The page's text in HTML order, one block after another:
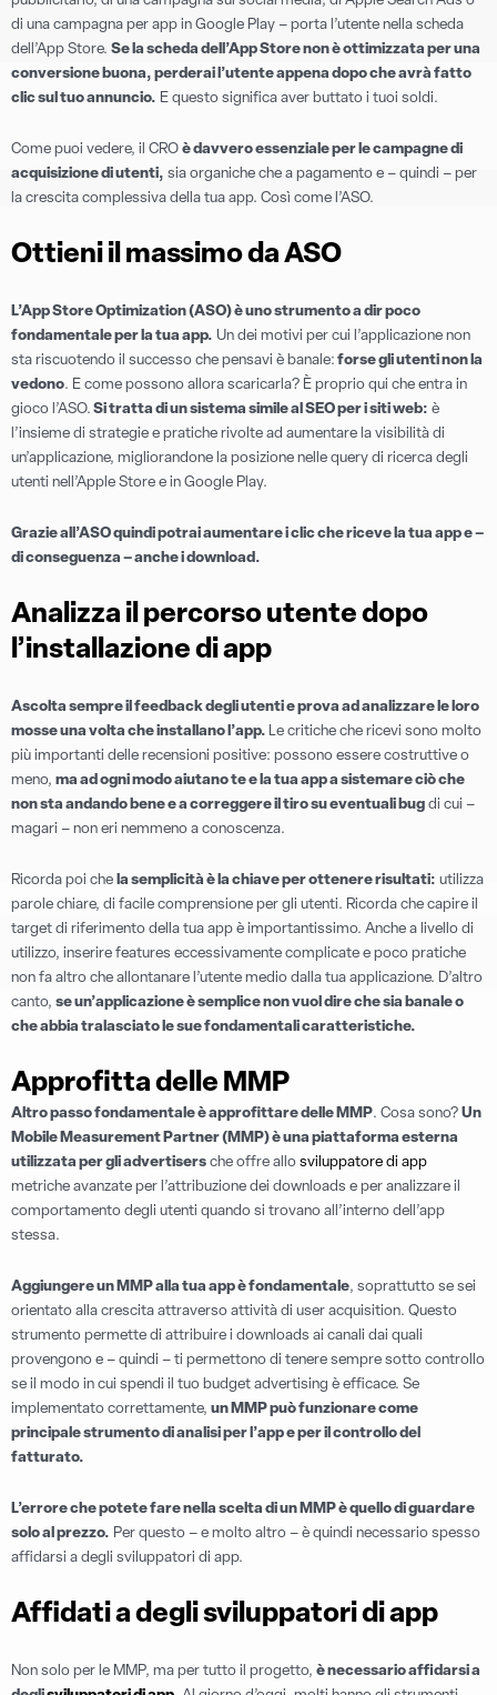
di una campagna per app in Google Play – porta l’utente nella scheda
dell’App Store. Se la scheda dell’App Store non è ottimizzata per una
conversione buona, perderai l’utente appena dopo che avrà fatto
clic sul tuo annuncio. E questo significa aver buttato i tuoi soldi.
Come puoi vedere, il CRO è davvero essenziale per le campagne di
acquisizione di utenti, sia organiche che a pagamento e – quindi – per
la crescita complessiva della tua app. Così come l’ASO.
Ottieni il massimo da ASO
L’App Store Optimization (ASO) è uno strumento a dir poco
fondamentale per la tua app. Un dei motivi per cui l’applicazione non
sta riscuotendo il successo che pensavi è banale: forse gli utenti non la
vedono. E come possono allora scaricarla? È proprio qui che entra in
gioco l’ASO. Si tratta di un sistema simile al SEO per i siti web: è
l’insieme di strategie e pratiche rivolte ad aumentare la visibilità di
un’applicazione, migliorandone la posizione nelle query di ricerca degli
utenti nell’Apple Store e in Google Play.
Grazie all’ASO quindi potrai aumentare i clic che riceve la tua app e –
di conseguenza – anche i download.
Analizza il percorso utente dopo
l’installazione di app
Ascolta sempre il feedback degli utenti e prova ad analizzare le loro
mosse una volta che installano l’app. Le critiche che ricevi sono molto
più importanti delle recensioni positive: possono essere costruttive o
meno, ma ad ogni modo aiutano te e la tua app a sistemare ciò che
non sta andando bene e a correggere il tiro su eventuali bug di cui –
magari – non eri nemmeno a conoscenza.
Ricorda poi che la semplicità è la chiave per ottenere risultati: utilizza
parole chiare, di facile comprensione per gli utenti. Ricorda che capire il
target di riferimento della tua app è importantissimo. Anche a livello di
utilizzo, inserire features eccessivamente complicate e poco pratiche
non fa altro che allontanare l’utente medio dalla tua applicazione. D’altro
canto, se un’applicazione è semplice non vuol dire che sia banale o
che abbia tralasciato le sue fondamentali caratteristiche.
Approfitta delle MMP
Altro passo fondamentale è approfittare delle MMP. Cosa sono? Un
Mobile Measurement Partner (MMP) è una piattaforma esterna
utilizzata per gli advertisers che offre allo sviluppatore di app
metriche avanzate per l’attribuzione dei downloads e per analizzare il
comportamento degli utenti quando si trovano all’interno dell’app
stessa.
Aggiungere un MMP alla tua app è fondamentale, soprattutto se sei
orientato alla crescita attraverso attività di user acquisition. Questo
strumento permette di attribuire i downloads ai canali dai quali
provengono e – quindi – ti permettono di tenere sempre sotto controllo
se il modo in cui spendi il tuo budget advertising è efficace. Se
implementato correttamente, un MMP può funzionare come
principale strumento di analisi per l’app e per il controllo del
fatturato.
L’errore che potete fare nella scelta di un MMP è quello di guardare
solo al prezzo. Per questo – e molto altro – è quindi necessario spesso
affidarsi a degli sviluppatori di app.
Affidati a degli sviluppatori di app
Non solo per le MMP, ma per tutto il progetto, è necessario affidarsi a